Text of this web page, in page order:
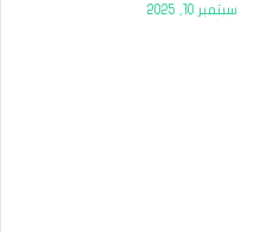
سبتمبر 10, 2025